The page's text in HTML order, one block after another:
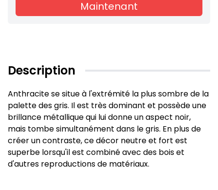
Maintenant
Description
Anthracite se situe à l'extrémité la plus sombre de la
palette des gris. Il est très dominant et possède une
brillance métallique qui lui donne un aspect noir,
mais tombe simultanément dans le gris. En plus de
créer un contraste, ce décor neutre et fort est
superbe lorsqu'il est combiné avec des bois et
d'autres reproductions de matériaux.